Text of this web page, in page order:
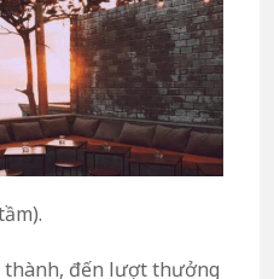
thành, đến lượt thưởng